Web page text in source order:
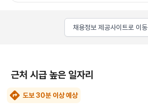
채용정보 제공사이트로 이동
근처 시급 높은 일자리
도보 30분 이상 예상